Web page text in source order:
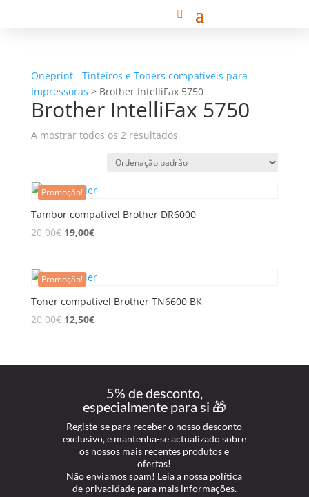
Oneprint - Tinteiros e Toners compatíveis para
Impressoras > Brother IntelliFax 5750
Brother IntelliFax 5750
A mostrar todos os 2 resultados
Promoção!
Tambor compatível Brother DR6000
20,00€ 19,00€
Promoção!
Toner compatível Brother TN6600 BK
20,00€ 12,50€
5% de desconto,
especialmente para si 🎁
Registe-se para receber o nosso desconto
exclusivo, e mantenha-se actualizado sobre
os nossos mais recentes produtos e
ofertas!
Não enviamos spam! Leia a nossa política
de privacidade para mais informações.